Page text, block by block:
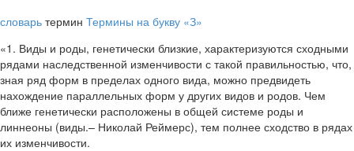
словарь термин Термины на букву «З»
«1. Виды и роды, генетически близкие, характеризуются сходными
рядами наследственной изменчивости с такой правильностью, что,
зная ряд форм в пределах одного вида, можно предвидеть
нахождение параллельных форм у других видов и родов. Чем
ближе генетически расположены в общей системе роды и
линнеоны (виды.– Николай Реймерс), тем полнее сходство в рядах
их изменчивости.